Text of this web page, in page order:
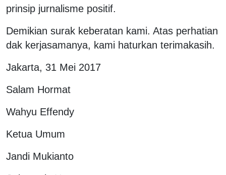
prinsip jurnalisme positif.
Demikian surak keberatan kami. Atas perhatian
dak kerjasamanya, kami haturkan terimakasih.
Jakarta, 31 Mei 2017
Salam Hormat
Wahyu Effendy
Ketua Umum
Jandi Mukianto